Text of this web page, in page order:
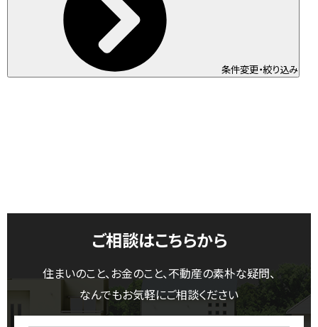
条件変更・絞り込み
ご相談はこちらから
住まいのこと、お金のこと、不動産の素朴な疑問、
なんでもお気軽にご相談ください